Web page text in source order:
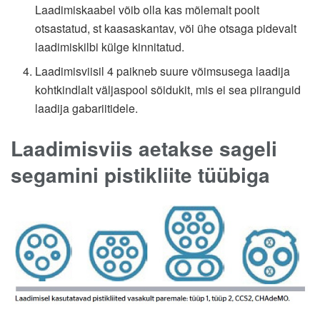
Laadimiskaabel võib olla kas mõlemalt poolt
otsastatud, st kaasaskantav, või ühe otsaga pidevalt
laadimiskilbi külge kinnitatud.
Laadimisviisil 4 paikneb suure võimsusega laadija
kohtkindlalt väljaspool sõidukit, mis ei sea piiranguid
laadija gabariitidele.
Laadimisviis aetakse sageli
segamini pistikliite tüübiga